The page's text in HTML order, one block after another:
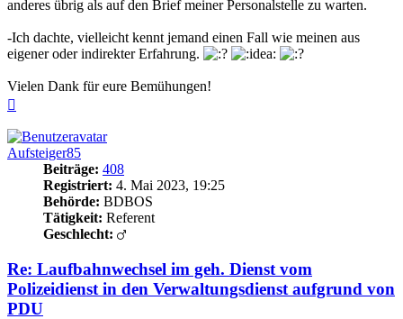
anderes übrig als auf den Brief meiner Personalstelle zu warten.
-Ich dachte, vielleicht kennt jemand einen Fall wie meinen aus
eigener oder indirekter Erfahrung.
Vielen Dank für eure Bemühungen!
Aufsteiger85
Beiträge: 408
Registriert: 4. Mai 2023, 19:25
Behörde: BDBOS
Tätigkeit: Referent
Geschlecht:
Re: Laufbahnwechsel im geh. Dienst vom
Polizeidienst in den Verwaltungsdienst aufgrund von
PDU